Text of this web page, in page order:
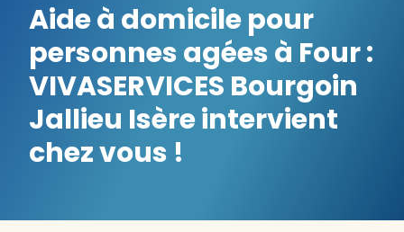
Aide à domicile pour
personnes agées à Four :
VIVASERVICES Bourgoin
Jallieu Isère intervient
chez vous !